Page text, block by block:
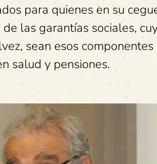
para quienes en su
las garantías sociales,
sean esos
salud y pensiones.